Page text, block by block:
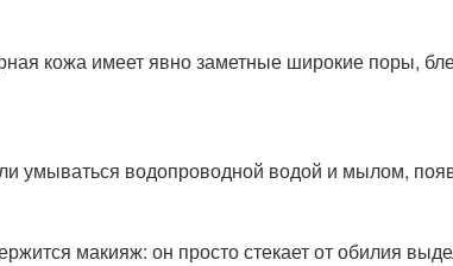
кожа имеет явно заметные широкие поры,
умываться водопроводной водой и мылом,
макияж: он просто стекает от обилия